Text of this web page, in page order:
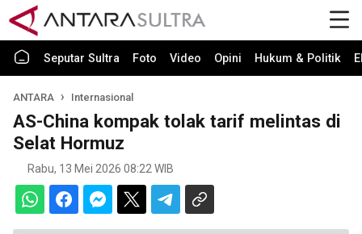
Seputar Sultra Foto Video Opini Hukum & Politik
ANTARA Internasional
AS-China kompak tolak tarif melintas di
Selat Hormuz
Rabu, 13 Mei 2026 08:22 WIB